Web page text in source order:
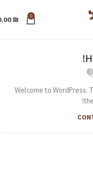
0
₪
3
Welcome to WordPress.